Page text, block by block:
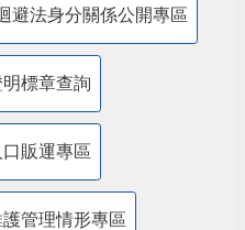
避法身分關係公開專區
標章查詢
口販運專區
管理情形專區